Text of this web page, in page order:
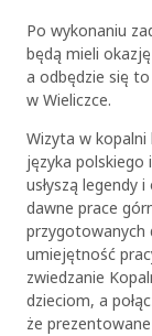
Po wykonaniu
będą mieli
a odbędzie się
w Wieliczce.
Wizyta w kopalni
języka
usłyszą legendy
dawne prace
przygotowanych
umiejętność
zwiedzanie
dzieciom, a
że